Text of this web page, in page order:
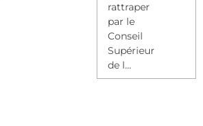
rattraper
par le
Conseil
Supérieur
de l...